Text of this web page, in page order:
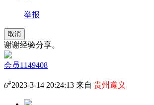
举报
取消
谢谢经验分享。
会员1149408
6#2023-3-14 20:24:13 来自 贵州遵义